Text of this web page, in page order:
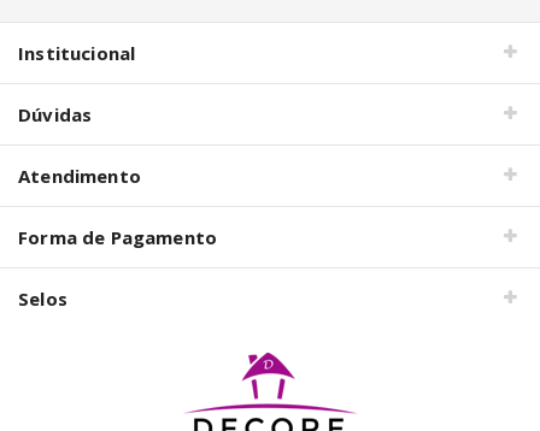
Institucional
Dúvidas
Atendimento
Forma de Pagamento
Selos